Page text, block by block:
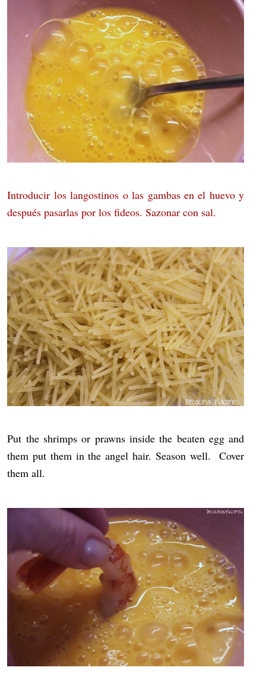
Introducir los langostinos o las gambas en el huevo y
después pasarlas por los fideos. Sazonar con sal.
Put the shrimps or prawns inside the beaten egg and
them put them in the angel hair. Season well. Cover
them all.